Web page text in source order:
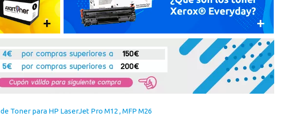
Toner para HP LaserJet Pro M12 , MFP M26